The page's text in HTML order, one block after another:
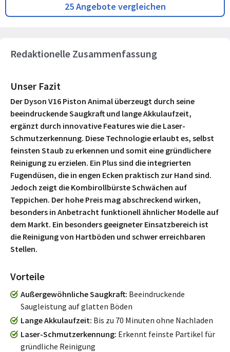
25 Angebote vergleichen
Redaktionelle Zusammenfassung
Unser Fazit
Der Dyson V16 Piston Animal überzeugt durch seine
beeindruckende Saugkraft und lange Akkulaufzeit,
ergänzt durch innovative Features wie die Laser-
Schmutzerkennung. Diese Technologie erlaubt es, selbst
feinsten Staub zu erkennen und somit eine gründlichere
Reinigung zu erzielen. Ein Plus sind die integrierten
Fugendüsen, die in engen Ecken praktisch zur Hand sind.
Jedoch zeigt die Kombirollbürste Schwächen auf
Teppichen. Der hohe Preis mag abschreckend wirken,
besonders in Anbetracht funktionell ähnlicher Modelle auf
dem Markt. Ein besonders geeigneter Einsatzbereich ist
die Reinigung von Hartböden und schwer erreichbaren
Stellen.
Vorteile
Außergewöhnliche Saugkraft Beeindruckende
Saugleistung auf glatten Böden
Lange Akkulaufzeit Bis zu 70 Minuten ohne Nachladen
Laser-Schmutzerkennung Erkennt feinste Partikel für
gründliche Reinigung